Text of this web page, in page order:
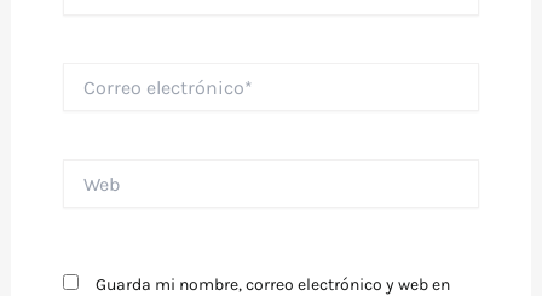
electrónico*
Guarda mi nombre, correo electrónico y web en